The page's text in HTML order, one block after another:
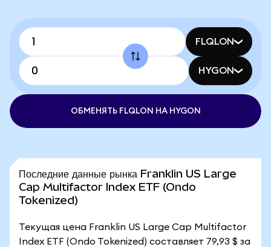
FLQLON
HYGON
ОБМЕНЯТЬ FLQLON НА HYGON
Последние данные рынка Franklin US Large
Cap Multifactor Index ETF (Ondo
Tokenized)
Текущая цена Franklin US Large Cap Multifactor
Index ETF (Ondo Tokenized) составляет 79,93 $ за